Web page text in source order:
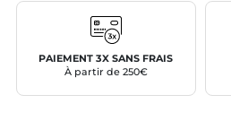
PAIEMENT 3X SANS FRAIS
À partir de 250€